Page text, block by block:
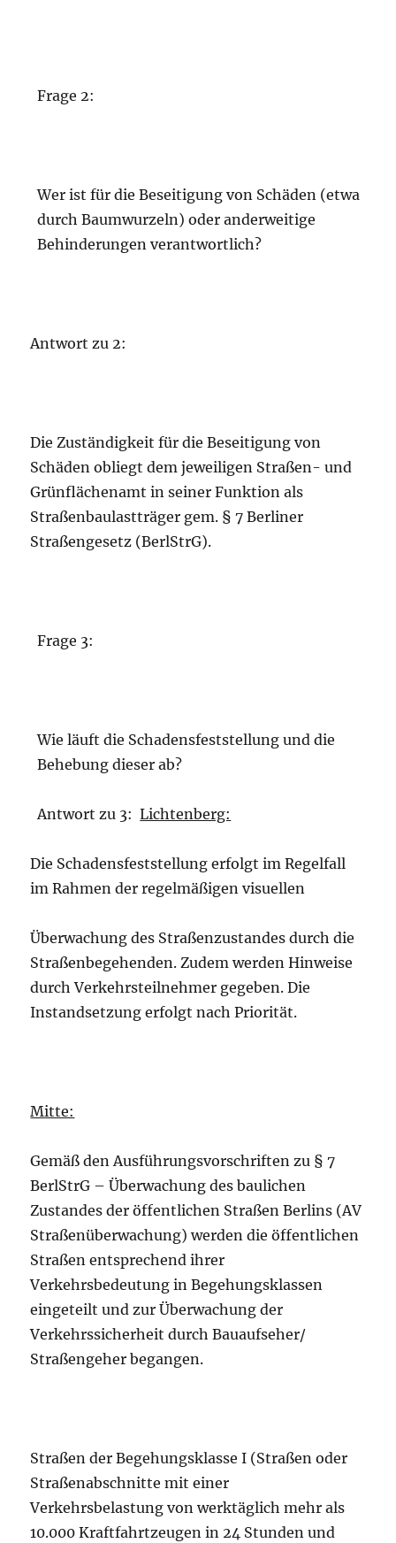
Frage 2:
Wer ist für die Beseitigung von Schäden (etwa
durch Baumwurzeln) oder anderweitige
Behinderungen verantwortlich?
Antwort zu 2:
Die Zuständigkeit für die Beseitigung von
Schäden obliegt dem jeweiligen Straßen- und
Grünflächenamt in seiner Funktion als
Straßenbaulastträger gem. § 7 Berliner
Straßengesetz (BerlStrG).
Frage 3:
Wie läuft die Schadensfeststellung und die
Behebung dieser ab?
Antwort zu 3:Lichtenberg:
Die Schadensfeststellung erfolgt im Regelfall
im Rahmen der regelmäßigen visuellen
Überwachung des Straßenzustandes durch die
Straßenbegehenden. Zudem werden Hinweise
durch Verkehrsteilnehmer gegeben. Die
Instandsetzung erfolgt nach Priorität.
Mitte:
Gemäß den Ausführungsvorschriften zu § 7
BerlStrG – Überwachung des baulichen
Zustandes der öffentlichen Straßen Berlins (AV
Straßenüberwachung) werden die öffentlichen
Straßen entsprechend ihrer
Verkehrsbedeutung in Begehungsklassen
eingeteilt und zur Überwachung der
Verkehrssicherheit durch Bauaufseher/
Straßengeher begangen.
Straßen der Begehungsklasse I (Straßen oder
Straßenabschnitte mit einer
Verkehrsbelastung von werktäglich mehr als
10.000 Kraftfahrtzeugen in 24 Stunden und